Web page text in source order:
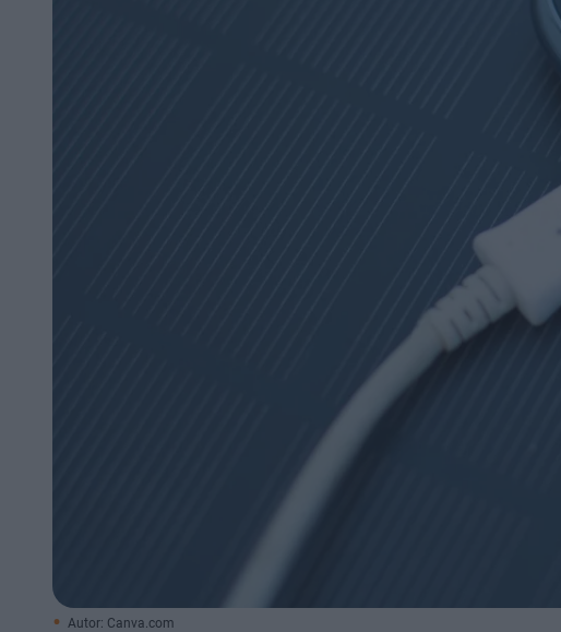
Autor: Canva.com